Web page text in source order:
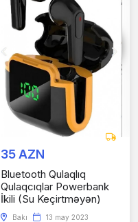
35 AZN
Bluetooth Qulaqlıq
Qulaqcıqlar Powerbank
İkili (Su Keçirtməyən)
Bakı 13 may 2023